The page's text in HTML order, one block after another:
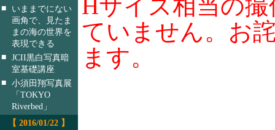
■
いままでにない
画角で、見たま
まの海の世界を
表現できる
■ JCII黒白写真暗
室基礎講座
■ 小須田翔写真展
「TOKYO
Riverbed」
【 2016/01/22 】
Hサイズ相当の
ていません。お
ます。